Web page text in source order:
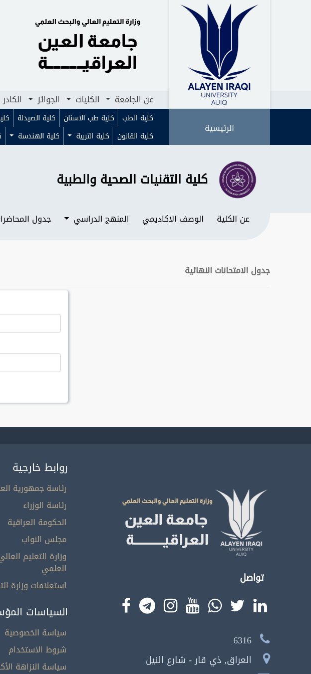
الرئيسية الكليات الجوائز الكادر التدريسي
عن الجامعة الكليات الجوائز
الرئيسية
كلية الطب كلية طب الاسنان كلية الصيدلة
كلية القانون
كلية التربية كلية الهندسة
كلية التقنيات الصحية والطبية
عن الكلية الوصف الاكاديمي المنهج الدراسي جدول
جدول الامتحانات النهائية
تواصل
6316
العراق, ذي قار - شارع النيل
روابط خارجية
رئاسة جمهورية
رئاسة الوزراء
الحكومة العراقية
مجلس النواب
وزارة التعليم
العلمي
استعلامات وزارة
السياسات
سياسة الخصوصية
شروط الاستخدام
سياسة النزاهة